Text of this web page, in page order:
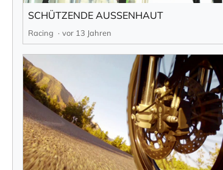
SCHÜTZENDE AUSSENHAUT
Racing vor 13 Jahren